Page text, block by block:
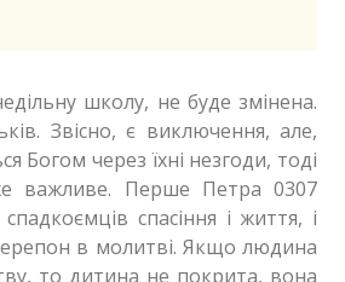
школу, не буде змінена.
Звісно, є виключення, але,
Богом через їхні незгоди, тоді
важливе. Перше Петра 0307
спасіння і життя, і
в молитві. Якщо людина
то дитина не покрита, вона